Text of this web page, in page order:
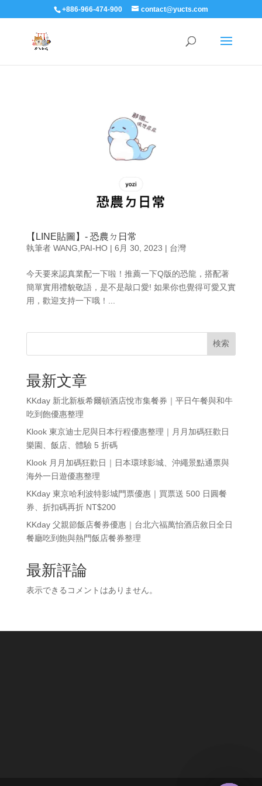
+886-966-474-900 contact@yucts.com
【LINE貼圖】- 恐農ㄉ日常
執筆者 WANG,PAI-HO| 6月 30, 2023 | 台灣
今天要來認真業配一下啦！推薦一下Q版的恐龍，搭配著
簡單實用禮貌敬語，是不是敲口愛! 如果你也覺得可愛又實
用，歡迎支持一下哦！...
検索
最新文章
KKday 新北新板希爾頓酒店悅市集餐券｜平日午餐與和牛
吃到飽優惠整理
Klook 東京迪士尼與日本行程優惠整理｜月月加碼狂歡日
樂園、飯店、體驗 5 折碼
Klook 月月加碼狂歡日｜日本環球影城、沖繩景點通票與
海外一日遊優惠整理
KKday 東京哈利波特影城門票優惠｜買票送 500 日圓餐
券、折扣碼再折 NT$200
KKday 父親節飯店餐券優惠｜台北六福萬怡酒店敘日全日
餐廳吃到飽與熱門飯店餐券整理
最新評論
表示できるコメントはありません。